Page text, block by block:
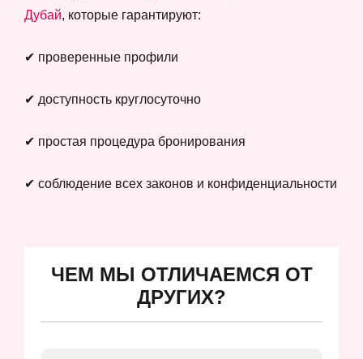
Дубай, которые гарантируют:
✔ проверенные профили
✔ доступность круглосуточно
✔ простая процедура бронирования
✔ соблюдение всех законов и конфиденциальности
ЧЕМ МЫ ОТЛИЧАЕМСЯ ОТ
ДРУГИХ?